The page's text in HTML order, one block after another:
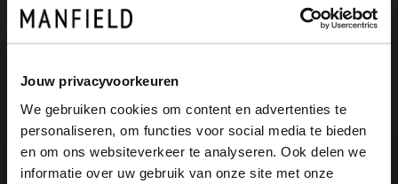
Jouw privacyvoorkeuren
We gebruiken cookies om content en advertenties te
personaliseren, om functies voor social media te bieden
en om ons websiteverkeer te analyseren. Ook delen we
informatie over uw gebruik van onze site met onze
Manfield
Manfield ×
View this website in English?